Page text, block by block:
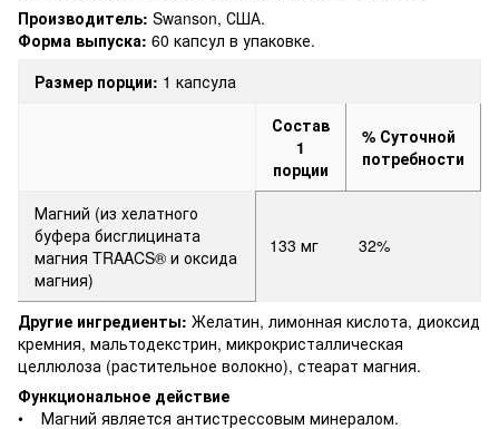
Производитель: Swanson, США.
Форма выпуска: 60 капсул в упаковке.
Размер порции: 1 капсула
Состав
1
порции
% Суточной
потребности
Магний (из хелатного
буфера бисглицината
магния TRAACS® и оксида
магния)
133 мг 32%
Другие ингредиенты: Желатин, лимонная кислота, диоксид
кремния, мальтодекстрин, микрокристаллическая
целлюлоза (растительное волокно), стеарат магния.
Функциональное действие
• Магний является антистрессовым минералом.